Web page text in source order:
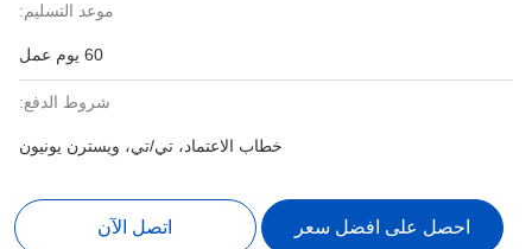
موعد التسليم:
60 يوم عمل
شروط الدفع:
خطاب الاعتماد، تي/تي، ويسترن يونيون
احصل على افضل سعر اتصل الآن